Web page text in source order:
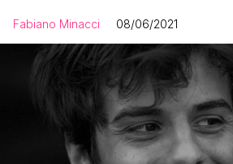
Fabiano Minacci 08/06/2021